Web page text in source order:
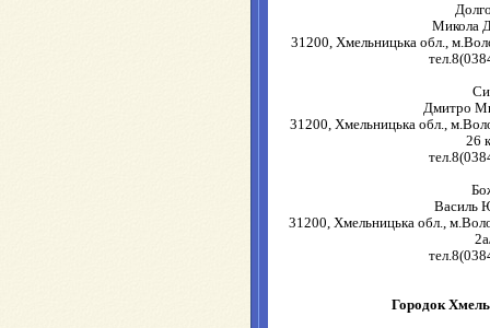
Микола
31200, Хмельницька обл.,
Дмитро
31200, Хмельницька обл.,
26
Василь
31200, Хмельницька обл.,
Городок